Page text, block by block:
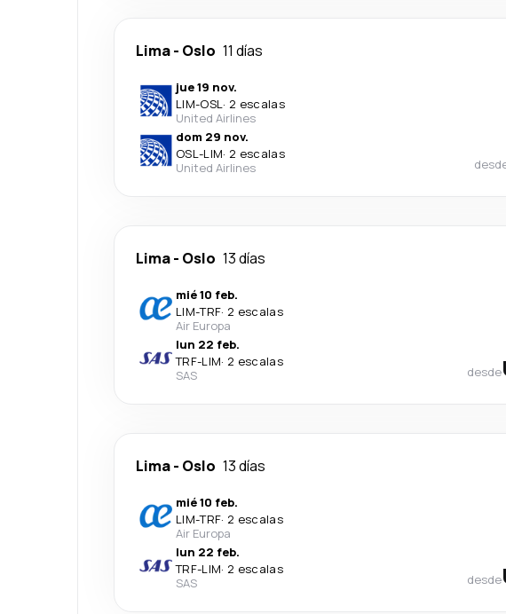
Lima- Oslo 11 días
jue 19 nov.
LIM-OSL· 2 escalas
United Airlines
dom 29 nov.
OSL-LIM· 2 escalas
United Airlines
Lima- Oslo 13 días
mié 10 feb.
LIM-TRF· 2 escalas
Air Europa
lun 22 feb.
TRF-LIM· 2 escalas
SAS
desde
Lima- Oslo 13 días
mié 10 feb.
LIM-TRF· 2 escalas
Air Europa
lun 22 feb.
TRF-LIM· 2 escalas
SAS
desde